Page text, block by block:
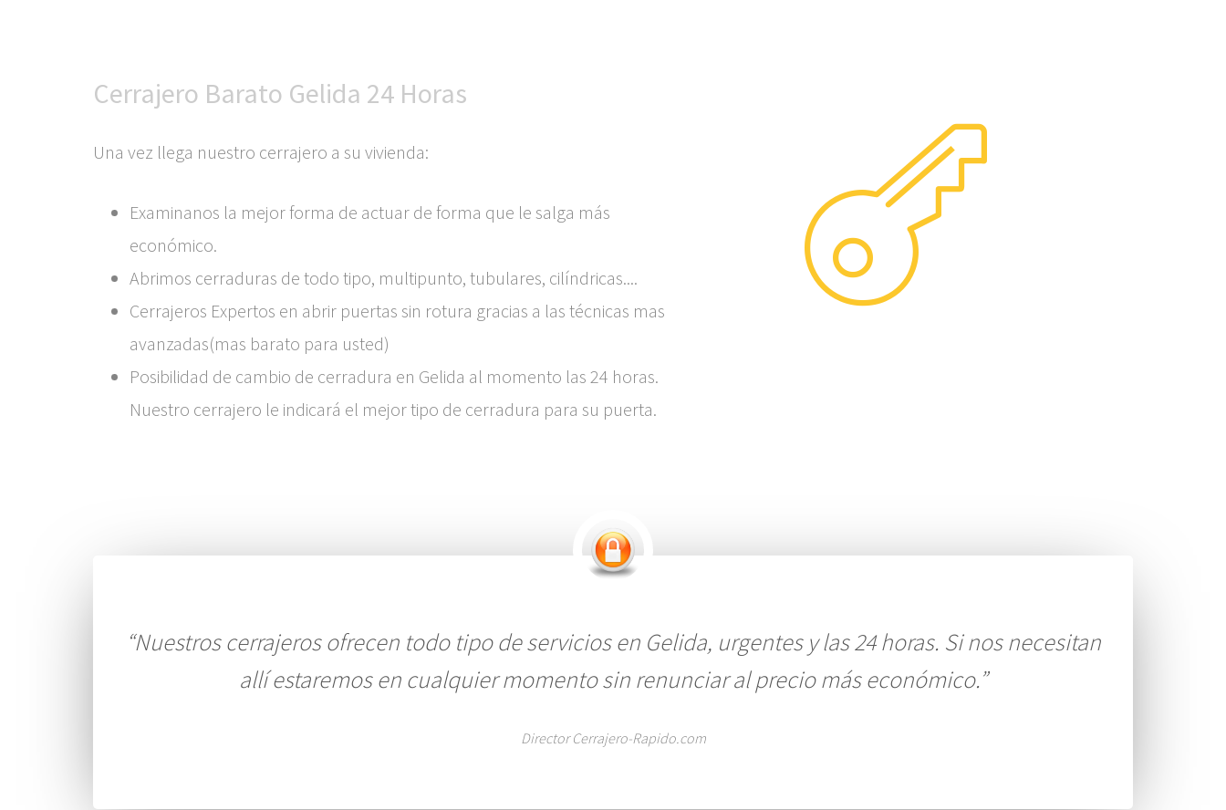
Cerrajero Barato Gelida 24 Horas
Una vez llega nuestro cerrajero a su vivienda:
Examinanos la mejor forma de actuar de forma que le salga más
económico.
Abrimos cerraduras de todo tipo, multipunto, tubulares, cilíndricas....
Cerrajeros Expertos en abrir puertas sin rotura gracias a las técnicas mas
avanzadas(mas barato para usted)
Posibilidad de cambio de cerradura en Gelida al momento las 24 horas.
Nuestro cerrajero le indicará el mejor tipo de cerradura para su puerta.
“Nuestros cerrajeros ofrecen todo tipo de servicios en Gelida, urgentes y las 24 horas. Si nos necesitan
allí estaremos en cualquier momento sin renunciar al precio más económico.”
Director Cerrajero-Rapido.com